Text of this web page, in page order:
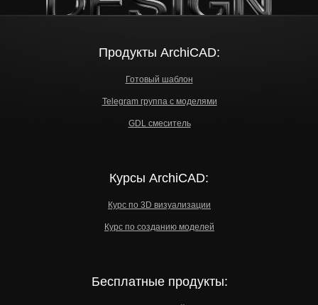
Бесплатные продукты:
Продукты ArchiCAD:
Курсы ArchiCAD:
Готовый шаблон
Telegram группа с моделями
GDL смеситель
Курс по 3D визуализации
Курс по созданию моделей